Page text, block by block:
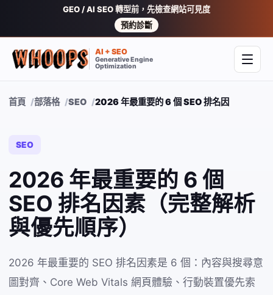
GEO / AI SEO 轉型前，先檢查網站可見度
預約診斷
AI + SEO
Generative Engine
Optimization
開啟
首頁 部落格 SEO 2026 年最重要的 6 個 SEO 排名因素（完整
SEO
2026 年最重要的 6 個
SEO 排名因素（完整解析
與優先順序）
2026 年最重要的 SEO 排名因素是 6 個：內容與搜尋意
圖對齊、Core Web Vitals 網頁體驗、行動裝置優先索